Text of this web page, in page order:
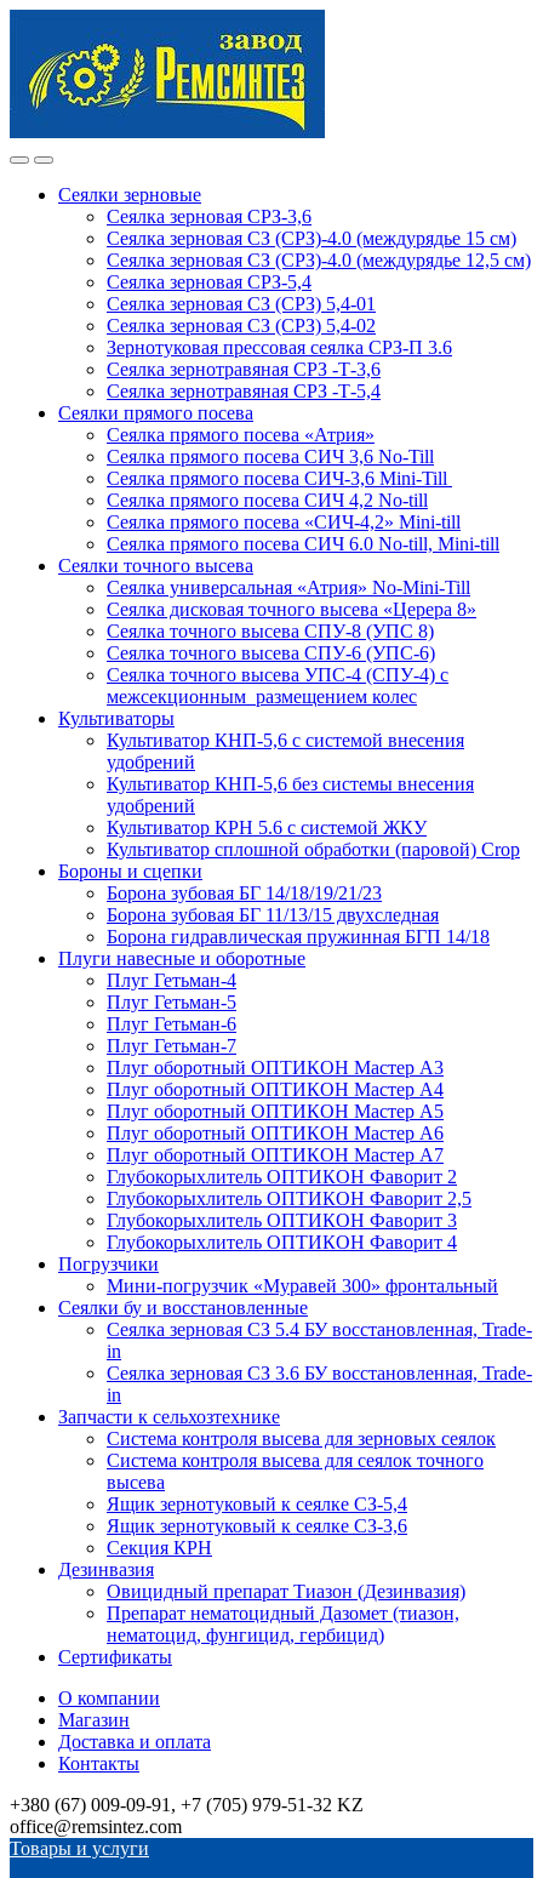
navigation
content
Сеялки зерновые
Сеялка зерновая СРЗ-3,6
Сеялка зерновая СЗ (СРЗ)-4.0 (междурядье 15 см)
Сеялка зерновая СЗ (СРЗ)-4.0 (междурядье 12,5 см)
Сеялка зерновая СРЗ-5,4
Сеялка зерновая СЗ (СРЗ) 5,4-01
Сеялка зерновая СЗ (СРЗ) 5,4-02
Зернотуковая прессовая сеялка СРЗ-П 3.6
Сеялка зернотравяная СРЗ -Т-3,6
Сеялка зернотравяная СРЗ -Т-5,4
Сеялки прямого посева
Сеялка прямого посева «Атрия»
Сеялка прямого посева СИЧ 3,6 No-Till
Сеялка прямого посева СИЧ-3,6 Mini-Till
Сеялка прямого посева СИЧ 4,2 No-till
Сеялка прямого посева «СИЧ-4,2» Mini-till
Сеялка прямого посева СИЧ 6.0 No-till, Mini-till
Сеялки точного высева
Сеялка универсальная «Атрия» No-Mini-Till
Сеялка дисковая точного высева «Церера 8»
Сеялка точного высева СПУ-8 (УПС 8)
Сеялка точного высева СПУ-6 (УПС-6)
Сеялка точного высева УПС-4 (СПУ-4) с
межсекционным размещением колес
Культиваторы
Культиватор КНП-5,6 с системой внесения
удобрений
Культиватор КНП-5,6 без системы внесения
удобрений
Культиватор КРН 5.6 с системой ЖКУ
Культиватор сплошной обработки (паровой) Crop
Бороны и сцепки
Борона зубовая БГ 14/18/19/21/23
Борона зубовая БГ 11/13/15 двухследная
Борона гидравлическая пружинная БГП 14/18
Плуги навесные и оборотные
Плуг Гетьман-4
Плуг Гетьман-5
Плуг Гетьман-6
Плуг Гетьман-7
Плуг оборотный ОПТИКОН Мастер А3
Плуг оборотный ОПТИКОН Мастер А4
Плуг оборотный ОПТИКОН Мастер А5
Плуг оборотный ОПТИКОН Мастер А6
Плуг оборотный ОПТИКОН Мастер А7
Глубокорыхлитель ОПТИКОН Фаворит 2
Глубокорыхлитель ОПТИКОН Фаворит 2,5
Глубокорыхлитель ОПТИКОН Фаворит 3
Глубокорыхлитель ОПТИКОН Фаворит 4
Погрузчики
Мини-погрузчик «Муравей 300» фронтальный
Сеялки бу и восстановленные
Сеялка зерновая СЗ 5.4 БУ восстановленная, Trade-
in
Сеялка зерновая СЗ 3.6 БУ восстановленная, Trade-
in
Запчасти к сельхозтехнике
Система контроля высева для зерновых сеялок
Система контроля высева для сеялок точного
высева
Ящик зернотуковый к сеялке СЗ-5,4
Ящик зернотуковый к сеялке СЗ-3,6
Секция КРН
Дезинвазия
Овицидный препарат Тиазон (Дезинвазия)
Препарат нематоцидный Дазомет (тиазон,
нематоцид, фунгицид, гербицид)
Сертификаты
О компании
Магазин
Доставка и оплата
Контакты
+380 (67) 009-09-91, +7 (705) 979-51-32 KZ
office@remsintez.com
Товары и услуги